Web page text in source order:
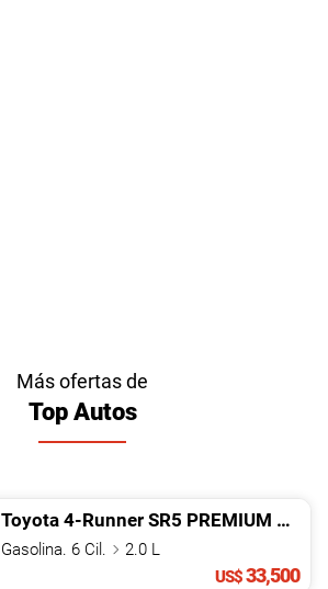
Más ofertas de
Top Autos
Toyota 4-Runner SR5 PREMIUM 2015
Gasolina. 6 Cil.
2.0 L
US$33,500